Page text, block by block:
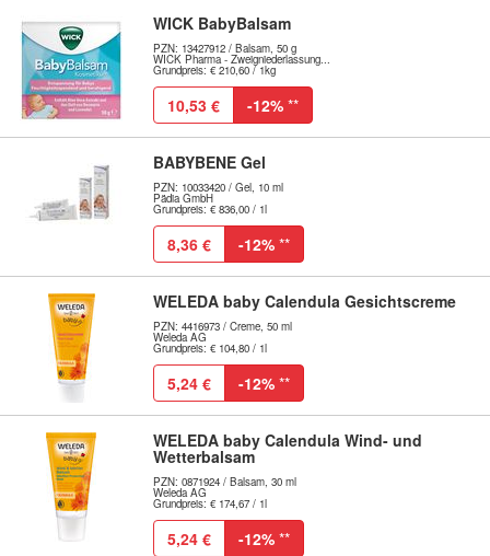
WICK BabyBalsam
PZN: 13427912 / Balsam, 50 g
WICK Pharma - Zweigniederlassung...
Grundpreis: € 210,60 / 1kg
10,53 € -12% **
BABYBENE Gel
PZN: 10033420 / Gel, 10 ml
Pädia GmbH
Grundpreis: € 836,00 / 1l
8,36 € -12% **
WELEDA baby Calendula Gesichtscreme
PZN: 4416973 / Creme, 50 ml
Weleda AG
Grundpreis: € 104,80 / 1l
5,24 € -12% **
WELEDA baby Calendula Wind- und
Wetterbalsam
PZN: 0871924 / Balsam, 30 ml
Weleda AG
Grundpreis: € 174,67 / 1l
5,24 € -12% **